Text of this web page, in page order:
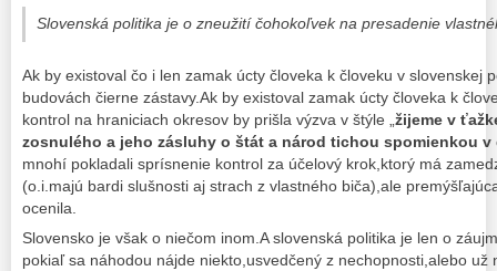
Slovenská politika je o zneužití čohokoľvek na presadenie
Ak by existoval čo i len zamak úcty človeka k človeku v slovenskej
budovách čierne zástavy.Ak by existoval zamak úcty človeka k
kontrol na hraniciach okresov by prišla výzva v štýle „ žijeme v
zosnulého a jeho zásluhy o štát a národ tichou spomienkou
mnohí pokladali sprísnenie kontrol za účelový krok,ktorý má
(o.i.majú bardi slušnosti aj strach z vlastného biča),ale
ocenila.
Slovensko je však o niečom inom.A slovenská politika je len o
pokiaľ sa náhodou nájde niekto,usvedčený z nechopnosti,alebo už